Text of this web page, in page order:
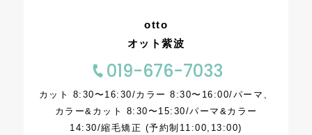
otto
オット紫波
019-676-7033
カット 8:30〜16:30/カラー 8:30〜16:00/パーマ、
カラー&カット 8:30〜15:30/パーマ&カラー
14:30/縮毛矯正 (予約制11:00,13:00)